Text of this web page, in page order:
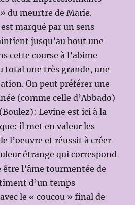
du meurtre de Marie.
marqué par un sens
jusqu’au bout une
cette course à l’abime
total une très grande, une
On peut préférer une
(comme celle d’Abbado)
Levine est ici à la
il met en valeur les
l’oeuvre et réussit à créer
étrange qui correspond
être l’âme tourmentée de
d’un temps
le « coucou » final de